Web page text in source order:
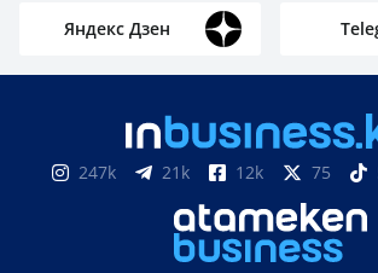
Яндекс Дзен
247k 21k 12k 75